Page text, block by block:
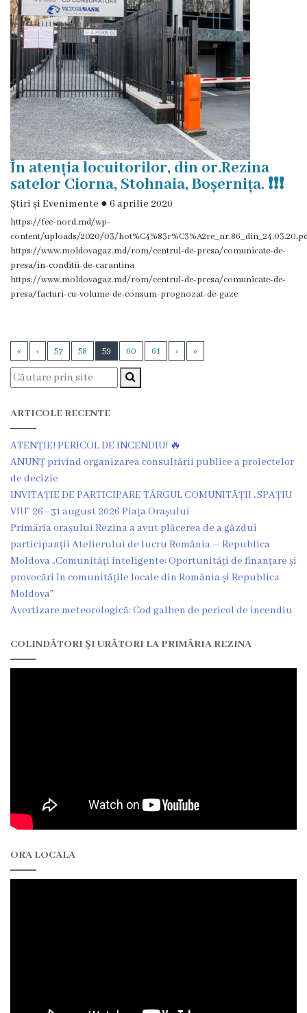
Evenimente
Galerie
Foto
Galerie
Video
Contacte
În atenția locuitorilor, din or.Rezina
satelor Ciorna, Stohnaia, Boșernița. ❗️❗️❗️
Știri și Evenimente ● 6 aprilie 2020
https://fee-nord.md/wp-
content/uploads/2020/03/
https://www.moldovagaz.md/rom/centrul-de-presa/comunicate-de-
presa/in-conditii-de-carantina
https://www.moldovagaz.md/rom/centrul-de-presa/comunicate-de-
presa/facturi-cu-volume-de-consum-prognozat-de-gaze
« ‹ 57 58 59 60 61 › »
ARTICOLE RECENTE
ATENȚIE! PERICOL DE INCENDIU! 🔥
ANUNŢ privind organizarea consultării publice a proiectelor
de decizie
INVITAȚIE DE PARTICIPARE TÂRGUL COMUNITĂȚII „SPAȚIU
VIU” 26–31 august 2026 Piața Orașului
Primăria orașului Rezina a avut plăcerea de a găzdui
participanții Atelierului de lucru România – Republica
Moldova „Comunități inteligente: Oportunități de finanțare și
provocări în comunitățile locale din România și Republica
Moldova”
Avertizare meteorologică: Cod galben de pericol de incendiu
COLINDĂTORI ȘI URĂTORI LA PRIMĂRIA REZINA
ORA LOCALA